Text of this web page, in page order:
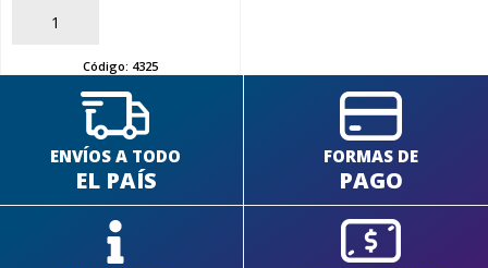
AÑADIR
Código: 4325
ENVÍOS A TODO
EL PAÍS
FORMAS DE
PAGO